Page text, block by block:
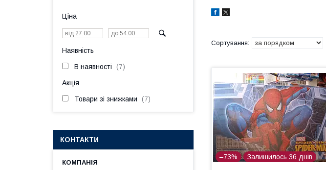
–73% Залишилось 36 днів
Ціна
Наявність
В наявності 7
Акція
Товари зі знижками 7
КОНТАКТИ